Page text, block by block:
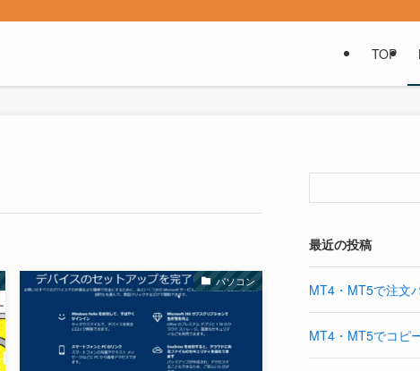
TOP
パソコン
最近の投稿
MT4・MT5で注文
MT4・MT5でコピ